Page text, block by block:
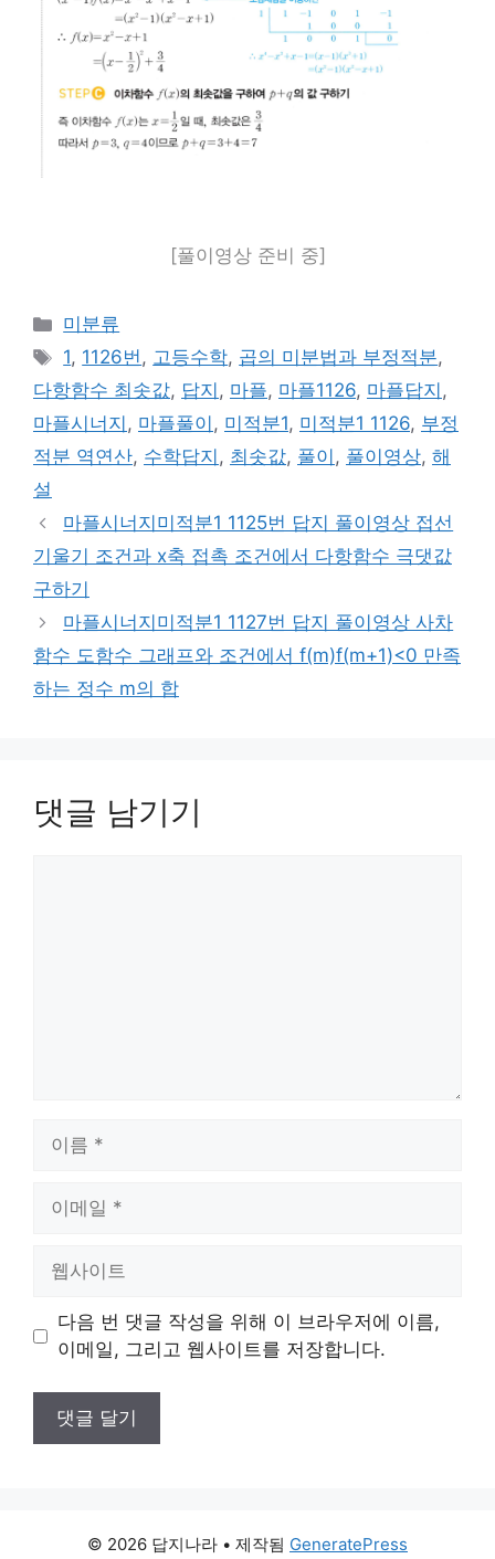
[풀이영상 준비 중]
카
테
리
미분류
태
그
1, 1126번, 고등수학, 곱의 미분법과 부정적분,
다항함수 최솟값, 답지 , 마플, 마플1126, 마플답지 ,
마플시너지 , 마플풀이 , 미적분1, 미적분1 1126, 부정
적분 역연산, 수학답지 , 최솟값, 풀이 , 풀이영상, 해
설
마플시너지미적분1 1125번 답지 풀이영상 접선
기울기 조건과 x축 접촉 조건에서 다항함수 극댓값
구하기
마플시너지미적분1 1127번 답지 풀이영상 사차
함수 도함수 그래프와 조건에서 f(m)f(m+1)<0 만족
하는 정수 m의 합
댓글 남기기
트
다음 번 댓글 작성을 위해 이 브라우저에 이름,
이메일, 그리고 웹사이트를 저장합니다.
© 2026 답지나라 • 제작됨 GeneratePress